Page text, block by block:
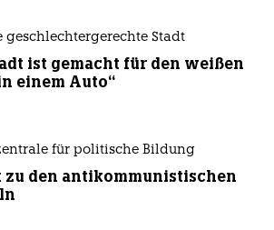
geschlechtergerechte Stadt
ist gemacht für den weißen
einem Auto“
für politische Bildung
zu den antikommunistischen